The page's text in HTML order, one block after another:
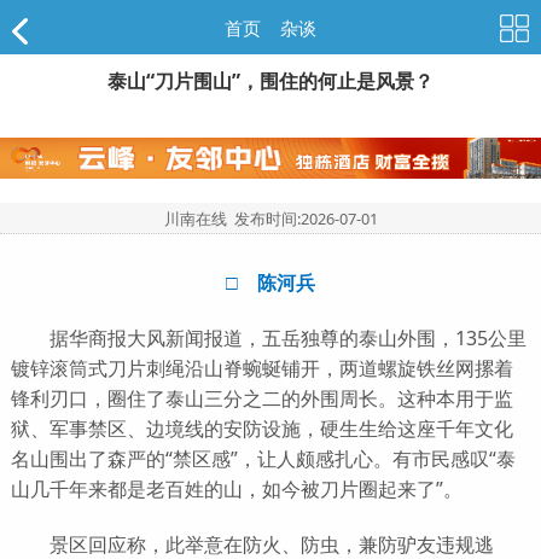
首页 杂谈
泰山“刀片围山”，围住的何止是风景？
川南在线 发布时间:2026-07-01
□ 陈河兵
据华商报大风新闻报道，五岳独尊的泰山外围，135公里
镀锌滚筒式刀片刺绳沿山脊蜿蜒铺开，两道螺旋铁丝网摞着
锋利刃口，圈住了泰山三分之二的外围周长。这种本用于监
狱、军事禁区、边境线的安防设施，硬生生给这座千年文化
名山围出了森严的“禁区感”，让人颇感扎心。有市民感叹“泰
山几千年来都是老百姓的山，如今被刀片圈起来了”。
景区回应称，此举意在防火、防虫，兼防驴友违规逃